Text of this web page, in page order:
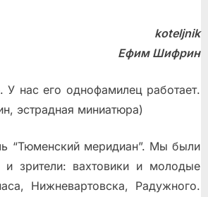
koteljnik
Ефим Шифрин
У нас его однофамилец работает.
эстрадная миниатюра)
“Тюменский меридиан”. Мы были
зрители: вахтовики и молодые
Нижневартовска, Радужного.